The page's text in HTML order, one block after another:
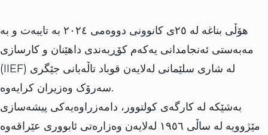
هۆڵی بناغە لە ٢٥ی کانوونی دووەمی ٢٠٢٤ بە تایبەت و بە
مەبەستی ئەنجامدانی یەکەم کۆڕبەندی داهێنان و کارسازی
(IIEF) لە شاری سلێمانی لەلایەن قوباد تاڵەبانی جێگری
سەرۆک وەزیران کرایەوە.
بەشێکە لە کارگەی کولتوور، دامەزراوەیەکی پیشەسازی
مێژوویە لە ساڵی ١٩٥٦ لەلایەن وەزارەتی ئابووری عێراقەوە